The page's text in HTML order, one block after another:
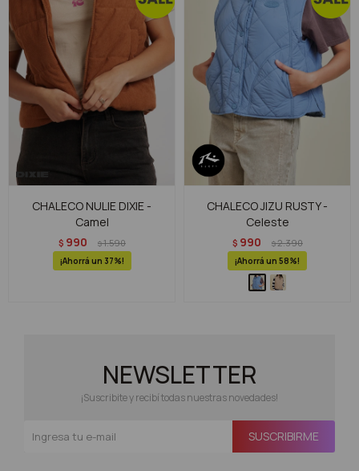
CHALECO NULIE DIXIE -
Camel
$ 990 $1.590
37
CHALECO JIZU RUSTY -
Celeste
$ 990 $2.390
58
NEWSLETTER
¡Suscribite y recibí todas nuestras novedades!
SUSCRIBIRME